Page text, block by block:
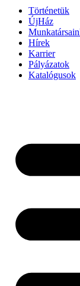
Történetük
ÚjHáz
Hírek
Karrier
Pályázatok
Katalógusok